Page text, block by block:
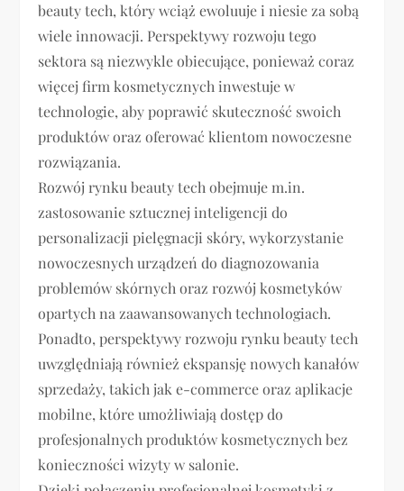
beauty tech, który wciąż ewoluuje i niesie za sobą
wiele innowacji. Perspektywy rozwoju tego
sektora są niezwykle obiecujące, ponieważ coraz
więcej firm kosmetycznych inwestuje w
technologie, aby poprawić skuteczność swoich
produktów oraz oferować klientom nowoczesne
rozwiązania.
Rozwój rynku beauty tech obejmuje m.in.
zastosowanie sztucznej inteligencji do
personalizacji pielęgnacji skóry, wykorzystanie
nowoczesnych urządzeń do diagnozowania
problemów skórnych oraz rozwój kosmetyków
opartych na zaawansowanych technologiach.
Ponadto, perspektywy rozwoju rynku beauty tech
uwzględniają również ekspansję nowych kanałów
sprzedaży, takich jak e-commerce oraz aplikacje
mobilne, które umożliwiają dostęp do
profesjonalnych produktów kosmetycznych bez
konieczności wizyty w salonie.